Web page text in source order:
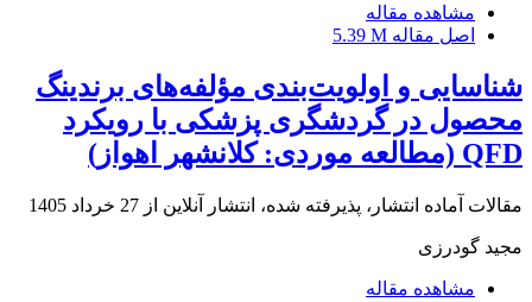
مشاهده مقاله
اصل مقاله 5.39 M
شناسایی و اولویت‌بندی مؤلفه‌های برندینگ
محصول در گردشگری پزشکی با رویکرد
QFD (مطالعه موردی: کلانشهر اهواز)
مقالات آماده انتشار، پذیرفته شده، انتشار آنلاین از 27 خرداد 1405
مجید گودرزی
مشاهده مقاله